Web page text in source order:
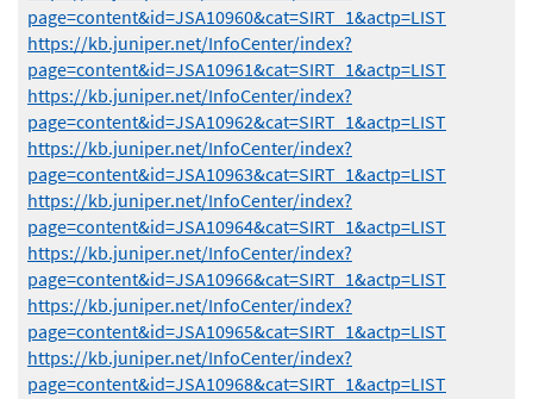
page=content&id=JSA10960&cat=SIRT_1&actp=LIST
https://kb.juniper.net/InfoCenter/index?
page=content&id=JSA10961&cat=SIRT_1&actp=LIST
https://kb.juniper.net/InfoCenter/index?
page=content&id=JSA10962&cat=SIRT_1&actp=LIST
https://kb.juniper.net/InfoCenter/index?
page=content&id=JSA10963&cat=SIRT_1&actp=LIST
https://kb.juniper.net/InfoCenter/index?
page=content&id=JSA10964&cat=SIRT_1&actp=LIST
https://kb.juniper.net/InfoCenter/index?
page=content&id=JSA10966&cat=SIRT_1&actp=LIST
https://kb.juniper.net/InfoCenter/index?
page=content&id=JSA10965&cat=SIRT_1&actp=LIST
https://kb.juniper.net/InfoCenter/index?
page=content&id=JSA10968&cat=SIRT_1&actp=LIST